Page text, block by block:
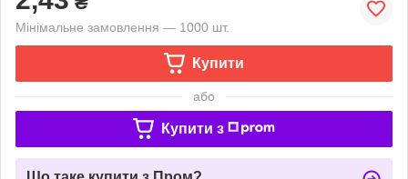
Мінімальне замовлення — 1000 шт.
Купити
або
Купити з